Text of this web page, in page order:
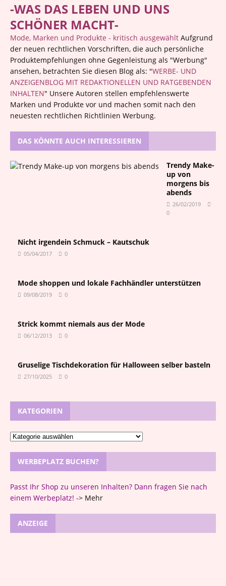
-WAS DAS LEBEN UND UNS
SCHÖNER MACHT-
Mode, Marken und Produkte - kritisch ausgewählt Aufgrund
der neuen rechtlichen Vorschriften, die auch persönliche
Produktempfehlungen ohne Gegenleistung als "Werbung"
ansehen, betrachten Sie diesen Blog als: "WERBE- UND
ANZEIGENBLOG MIT REDAKTIONELLEN UND RATGEBENDEN
INHALTEN" Unsere Autoren stellen empfehlenswerte
Marken und Produkte vor und machen somit nach den
neuesten rechtlichen Richtlinien Werbung.
DAS KÖNNTE AUCH INTERESSIEREN
Trendy Make-
up von
morgens bis
abends
26/02/2019
0
Nicht irgendein Schmuck – Kautschuk
05/04/2017 0
Mode shoppen und lokale Fachhändler unterstützen
09/08/2019 0
Strick kommt niemals aus der Mode
06/12/2013 0
Gruselige Tischdekoration für Halloween selber basteln
27/10/2025 0
KATEGORIEN
WERBEPLATZ BUCHEN?
Passt Ihr Shop zu unseren Inhalten? Dann fragen Sie nach
einem Werbeplatz! -> Mehr
ANZEIGE